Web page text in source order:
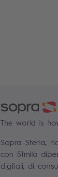
The world is
Sopra Steria,
con 51mila
digitali, di